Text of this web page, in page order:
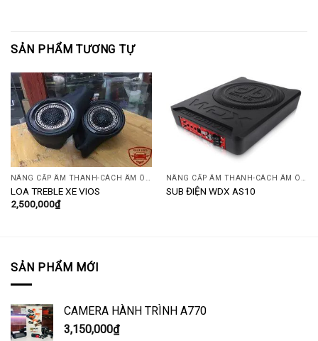
SẢN PHẨM TƯƠNG TỰ
LOA TREBLE XE VIOS
2,500,000₫
SUB ĐIỆN WDX AS10
SẢN PHẨM MỚI
CAMERA HÀNH TRÌNH A770
3,150,000₫